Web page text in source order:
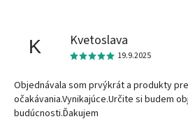
K Kvetoslava
19.9.2025
Objednávala som prvýkrát a produkty
očakávania.Vynikajúce.Určite si budem
budúcnosti.Ďakujem